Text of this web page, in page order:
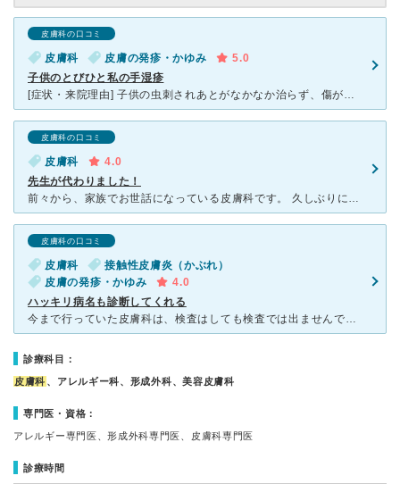
皮膚科の口コミ
皮膚科 皮膚の発疹・かゆみ
5.0
子供のとびひと私の手湿疹
[症状・来院理由] 子供の虫刺されあとがなかなか治らず、傷がどんどんひろがってるため、あと私の手湿疹が悪化してるため行きました。 [医師の診断・治療法] 子供はとびひと診断、私は手湿疹が悪化した
皮膚科の口コミ
皮膚科
4.0
先生が代わりました！
前々から、家族でお世話になっている皮膚科です。 久しぶりに行きましたら、おじいちゃん先生(失礼！)から、(たぶん)息子さんに交代されていて、びっくりしました。前の先生同様、基本さっぱりとしていらっし
皮膚科の口コミ
皮膚科
接触性皮膚炎（かぶれ）
皮膚の発疹・かゆみ
4.0
ハッキリ病名も診断してくれる
今まで行っていた皮膚科は、検査はしても検査では出ませんでした。。。等、病名を聞いてもハッキリ言ってくださる先生ではなく、湿疹が出るたびに不安な気持ちになっていたので思い切って、くどう皮膚科に受診する事
診療科目：
皮膚科 、アレルギー科、形成外科、美容皮膚科
専門医・資格：
アレルギー専門医、形成外科専門医、皮膚科専門医
診療時間